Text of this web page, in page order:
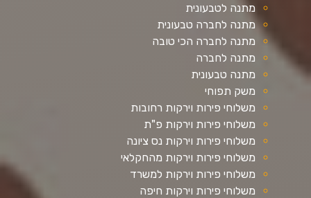
מתנה לטבעונית
מתנה לחברה טבעונית
מתנה לחברה הכי טובה
מתנה לחברה
מתנה טבעונית
משק תפוחי
משלוחי פירות וירקות רחובות
משלוחי פירות וירקות פ"ת
משלוחי פירות וירקות נס ציונה
משלוחי פירות וירקות מהחקלאי
משלוחי פירות וירקות למשרד
משלוחי פירות וירקות חיפה